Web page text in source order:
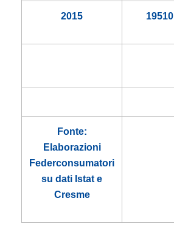
2015 19510
Fonte:
Elaborazioni
Federconsumatori
su dati Istat e
Cresme